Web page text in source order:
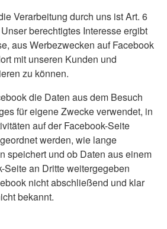
Verarbeitung durch uns ist Art. 6
berechtigtes Interesse ergibt
aus Werbezwecken auf Facebook
mit unseren Kunden und
zu können.
die Daten aus dem Besuch
für eigene Zwecke verwendet, in
auf der Facebook-Seite
werden, wie lange
speichert und ob Daten aus einem
Seite an Dritte weitergegeben
nicht abschließend und klar
bekannt.